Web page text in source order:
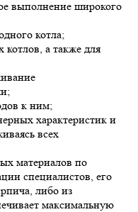
выполнение широкого
котла;
котлов, а также для
к ним;
характеристик и
всех
материалов по
специалистов, его
либо из
максимальную